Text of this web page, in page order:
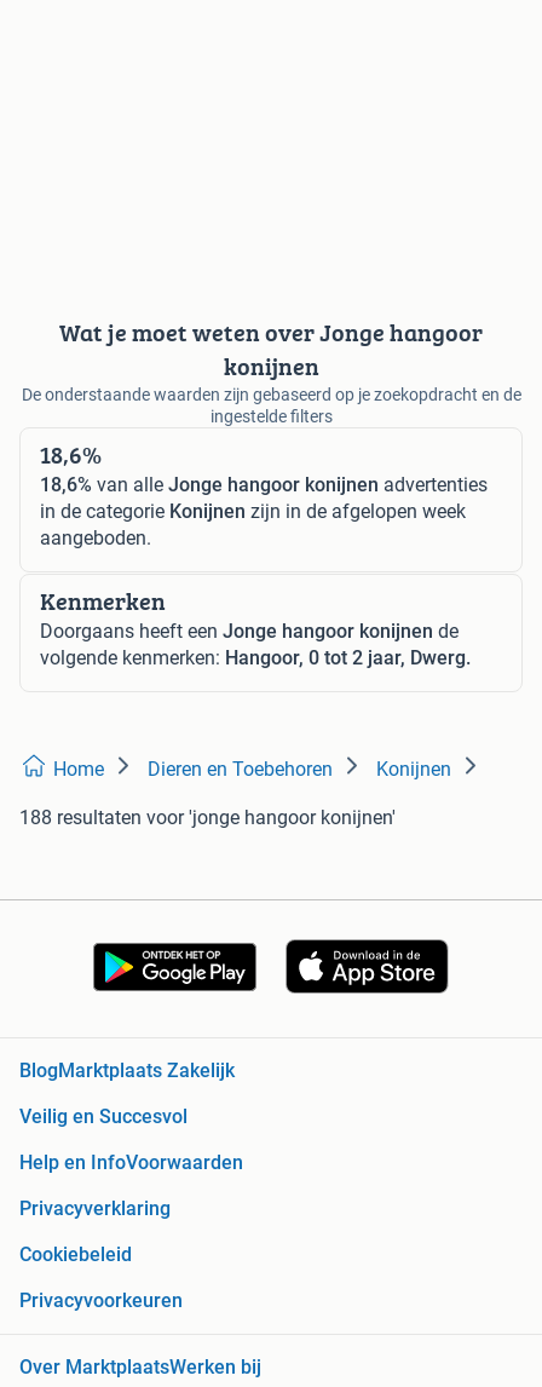
Wat je moet weten over Jonge hangoor
konijnen
De onderstaande waarden zijn gebaseerd op je zoekopdracht en de
ingestelde filters
18,6%
18,6% van alle Jonge hangoor konijnen advertenties
in de categorie Konijnen zijn in de afgelopen week
aangeboden.
Kenmerken
Doorgaans heeft een Jonge hangoor konijnen de
volgende kenmerken: Hangoor, 0 tot 2 jaar, Dwerg.
Home Dieren en Toebehoren Konijnen
188 resultaten voor 'jonge hangoor konijnen'
BlogMarktplaats Zakelijk
Veilig en Succesvol
Help en InfoVoorwaarden
Privacyverklaring
Cookiebeleid
Privacyvoorkeuren
Over MarktplaatsWerken bij